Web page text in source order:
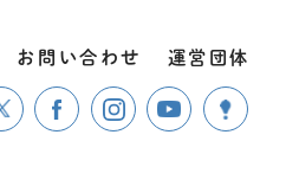
お問い合わせ 運営団体